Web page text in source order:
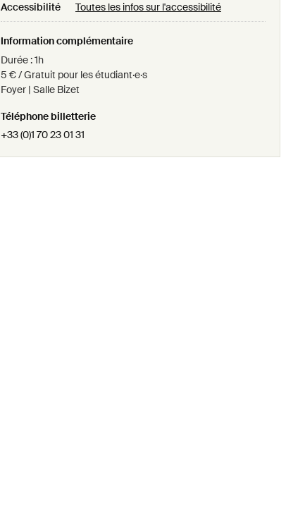
Accessibilité Toutes les infos sur l'accessibilité
Information complémentaire
Durée : 1h
5 € / Gratuit pour les étudiant·e·s
Foyer | Salle Bizet
Téléphone billetterie
+33 (0)1 70 23 01 31